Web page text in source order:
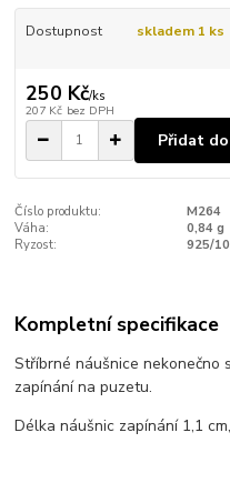
Dostupnost skladem 1 ks
250 Kč/ks
207 Kč bez DPH
Přidat
Číslo produktu:
M264
Váha:
0,84 g
Ryzost:
925/
Kompletní specifikace
Stříbrné náušnice nekonečno
zapínání na puzetu.
Délka náušnic zapínání 1,1